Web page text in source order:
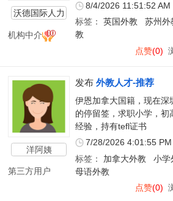
沃德国际人力
机构中介
8/4/2026 11:51:52 AM
标签： 英国外教 苏州外
教
点赞(0)
洋阿姨
第三方用户
发布 外教人才-推荐
伊恩加拿大国籍，现在深
的停留签，求职小学，
经验，持有tefl证书
7/28/2026 4:01:55 PM
标签： 加拿大外教 小学
母语外教
点赞(0)